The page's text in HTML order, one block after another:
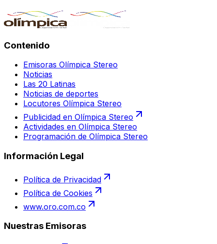
Contenido
Emisoras Olímpica Stereo
Noticias
Las 20 Latinas
Noticias de deportes
Locutores Olímpica Stereo
Publicidad en Olímpica Stereo
Actividades en Olímpica Stereo
Programación de Olímpica Stereo
Información Legal
Política de Privacidad
Política de Cookies
www.oro.com.co
Nuestras Emisoras